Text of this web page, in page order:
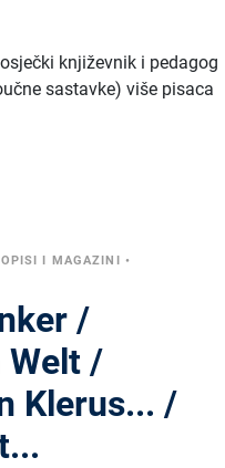
književnik i pedagog
sastavke) više pisaca
I MAGAZINI •
/
Welt /
Klerus... /